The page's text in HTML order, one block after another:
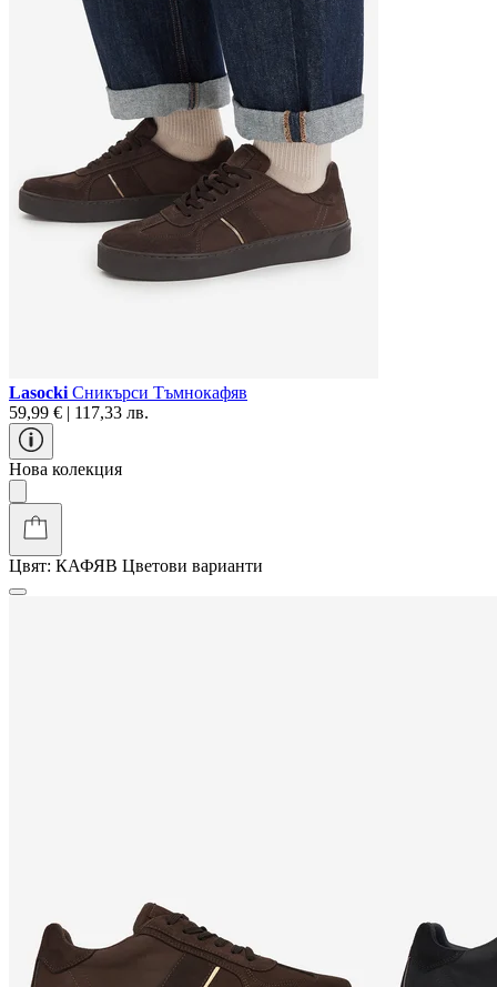
Lasocki Сникърси Тъмнокафяв
59,99 € | 117,33 лв.
Нова колекция
Цвят: КАФЯВ Цветови варианти